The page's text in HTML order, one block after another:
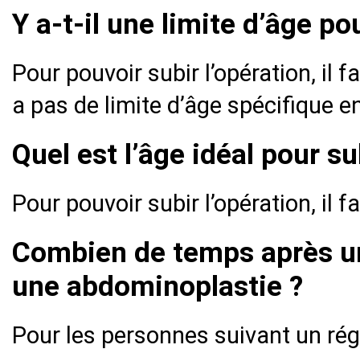
Y a-t-il une limite d’âge
Pour pouvoir subir l’opération, il
a pas de limite d’âge spécifique
Quel est l’âge idéal pour
Pour pouvoir subir l’opération, il
Combien de temps après
une abdominoplastie ?
Pour les personnes suivant un